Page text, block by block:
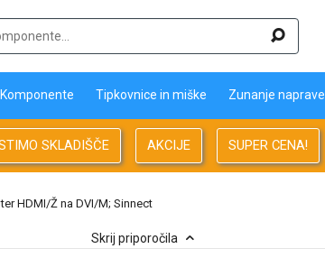
Komponente Tipkovnice in miške Zunanje naprave
SKLADIŠČE AKCIJE SUPER CENA!
HDMI/Ž na DVI/M; Sinnect
Skrij priporočila